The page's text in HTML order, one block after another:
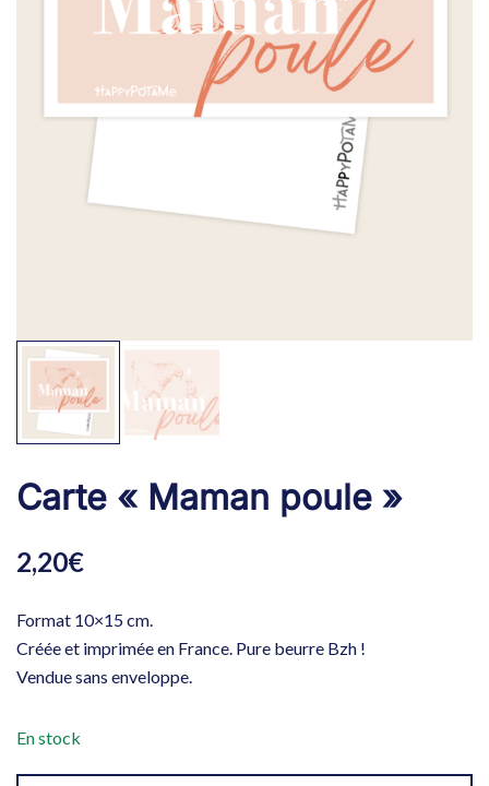
Carte « Maman poule »
2,20€
Format 10×15 cm.
Créée et imprimée en France. Pure beurre Bzh !
Vendue sans enveloppe.
En stock